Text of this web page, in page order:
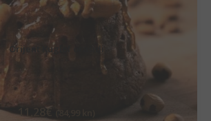
Orijent Kuglof orašidi
11,28 € (84,99 kn)